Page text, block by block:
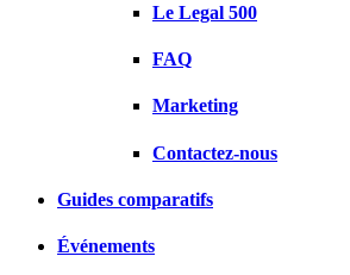
Le Legal 500
FAQ
Marketing
Contactez-nous
Guides comparatifs
Événements